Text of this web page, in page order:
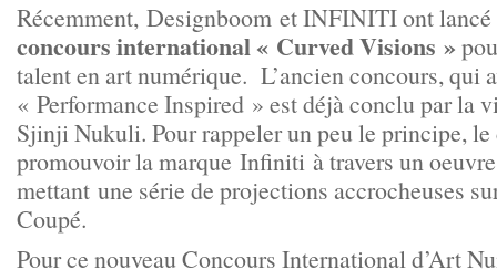
Récemment, Designboom et INFINITI ont
concours international « Curved Visions »
talent en art numérique. L’ancien concours, qui
« Performance Inspired » est déjà conclu par la
Sjinji Nukuli. Pour rappeler un peu le principe,
promouvoir la marque Infiniti à travers un
mettant une série de projections accrocheuses
Coupé.
Pour ce nouveau Concours International d’Art